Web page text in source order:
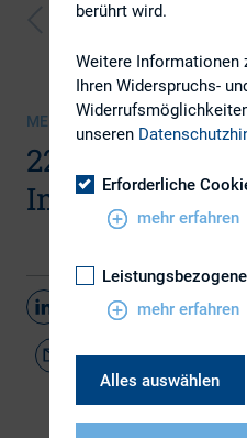
MEDIENSAMMLUNG |
22. DIRK-
Impressionen
Teilen
berührt wird.
Weitere Informationen
Ihren Widerspruchs-
unseren
Erforderliche
mehr erfahren
mehr erfahren
Alles auswählen